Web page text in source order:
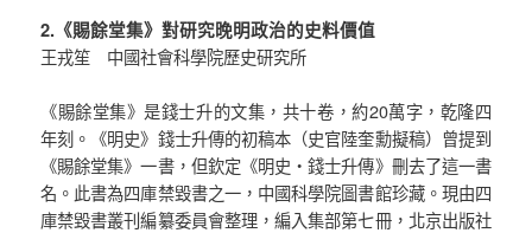
2.《賜餘堂集》對研究晚明政治的史料價值
王戎笙 中國社會科學院歷史研究所
《賜餘堂集》是錢士升的文集，共十卷，約20萬字，乾隆四
年刻。《明史》錢士升傳的初稿本（史官陸奎勳擬稿）曾提到
《賜餘堂集》一書，但欽定《明史‧錢士升傳》刪去了這一書
名。此書為四庫禁毀書之一，中國科學院圖書館珍藏。現由四
庫禁毀書叢刊編纂委員會整理，編入集部第七冊，北京出版社